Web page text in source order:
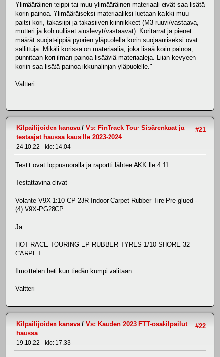
Ylimääräinen teippi tai muu ylimääräinen materiaali eivät saa lisätä
korin painoa. Ylimääräiseksi materiaaliksi luetaan kaikki muu
paitsi kori, takasiipi ja takasiiven kiinnikkeet (M3 ruuvi/vastaava,
mutteri ja kohtuulliset aluslevyt/vastaavat). Koritarrat ja pienet
määrät suojateippiä pyörien yläpuolella korin suojaamiseksi ovat
sallittuja. Mikäli korissa on materiaalia, joka lisää korin painoa,
punnitaan kori ilman painoa lisääviä materiaaleja. Liian kevyeen
koriin saa lisätä painoa ikkunalinjan yläpuolelle."
Valtteri
#21
Kilpailijoiden kanava/ Vs: FinTrack Tour Sisärenkaat ja
testaajat haussa kausille 2023-2024
24.10.22 - klo: 14.04
Testit ovat loppusuoralla ja raportti lähtee AKK:lle 4.11.
Testattavina olivat
Volante V9X 1:10 CP 28R Indoor Carpet Rubber Tire Pre-glued -
(4) V9X-PG28CP
Ja
HOT RACE TOURING EP RUBBER TYRES 1/10 SHORE 32
CARPET
Ilmoittelen heti kun tiedän kumpi valitaan.
Valtteri
#22
Kilpailijoiden kanava / Vs: Kauden 2023 FTT-osakilpailut
haussa
19.10.22 - klo: 17.33